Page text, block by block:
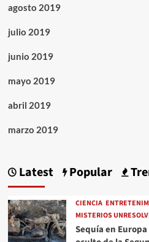
agosto 2019
julio 2019
junio 2019
mayo 2019
abril 2019
marzo 2019
Latest Popular
CIENCIA
MISTERIOS
Sequía en